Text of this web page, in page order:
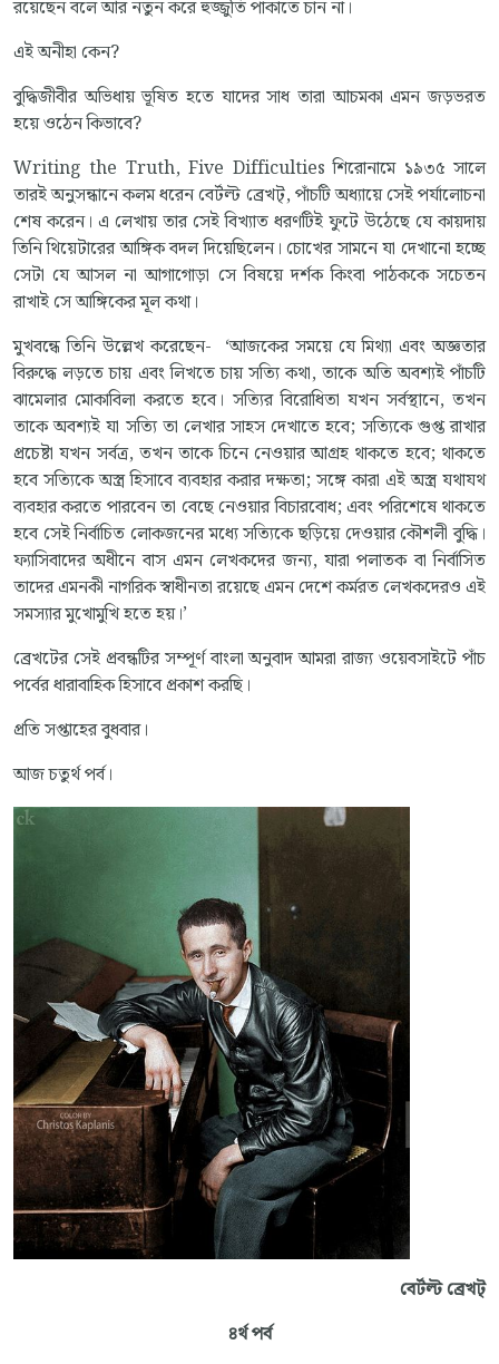
রয়েছেন বলে আর নতুন করে হুজ্জুতি পাকাতে চান না।
এই অনীহা কেন?
বুদ্ধিজীবীর অভিধায় ভূষিত হতে যাদের সাধ তারা আচমকা এমন জড়ভরত
হয়ে ওঠেন কিভাবে?
Writing the Truth, Five Difficulties শিরোনামে ১৯৩৫ সালে
তারই অনুসন্ধানে কলম ধরেন বের্টল্ট ব্রেখট্‌, পাঁচটি অধ্যায়ে সেই পর্যালোচনা
শেষ করেন। এ লেখায় তার সেই বিখ্যাত ধরণটিই ফুটে উঠেছে যে কায়দায়
তিনি থিয়েটারের আঙ্গিক বদল দিয়েছিলেন। চোখের সামনে যা দেখানো হচ্ছে
সেটা যে আসল না আগাগোড়া সে বিষয়ে দর্শক কিংবা পাঠককে সচেতন
রাখাই সে আঙ্গিকের মূল কথা।
মুখবন্ধে তিনি উল্লেখ করেছেন- ‘আজকের সময়ে যে মিথ্যা এবং অজ্ঞতার
বিরুদ্ধে লড়তে চায় এবং লিখতে চায় সত্যি কথা, তাকে অতি অবশ্যই পাঁচটি
ঝামেলার মোকাবিলা করতে হবে। সত্যির বিরোধিতা যখন সর্বস্থানে, তখন
তাকে অবশ্যই যা সত্যি তা লেখার সাহস দেখাতে হবে; সত্যিকে গুপ্ত রাখার
প্রচেষ্টা যখন সর্বত্র, তখন তাকে চিনে নেওয়ার আগ্রহ থাকতে হবে; থাকতে
হবে সত্যিকে অস্ত্র হিসাবে ব্যবহার করার দক্ষতা; সঙ্গে কারা এই অস্ত্র যথাযথ
ব্যবহার করতে পারবেন তা বেছে নেওয়ার বিচারবোধ; এবং পরিশেষে থাকতে
হবে সেই নির্বাচিত লোকজনের মধ্যে সত্যিকে ছড়িয়ে দেওয়ার কৌশলী বুদ্ধি।
ফ্যাসিবাদের অধীনে বাস এমন লেখকদের জন্য, যারা পলাতক বা নির্বাসিত
তাদের এমনকী নাগরিক স্বাধীনতা রয়েছে এমন দেশে কর্মরত লেখকদেরও এই
সমস্যার মুখোমুখি হতে হয়।’
ব্রেখটের সেই প্রবন্ধটির সম্পূর্ণ বাংলা অনুবাদ আমরা রাজ্য ওয়েবসাইটে পাঁচ
পর্বের ধারাবাহিক হিসাবে প্রকাশ করছি।
প্রতি সপ্তাহের বুধবার।
আজ চতুর্থ পর্ব।
বের্টল্ট ব্রেখট্
৪র্থ পর্ব